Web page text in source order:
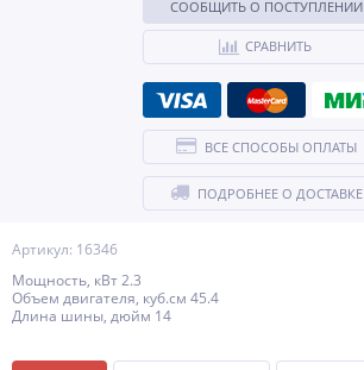
Артикул: 16346
Мощность, кВт 2.3
Объем двигателя, куб.см 45.4
Длина шины, дюйм 14
СООБЩИТЬ О ПОСТУПЛЕНИИ
СРАВНИТЬ
ВСЕ СПОСОБЫ ОПЛАТЫ
ПОДРОБНЕЕ О ДОСТАВКЕ